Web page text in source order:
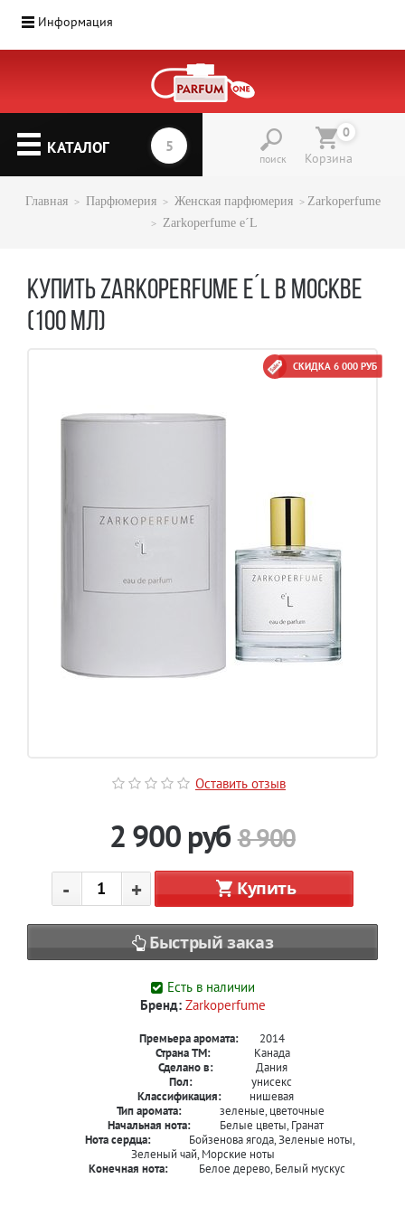
Информация
КАТАЛОГ
поиск
0
Корзина
Главная Парфюмерия Женская парфюмерия
Zarkoperfume
Zarkoperfume e´L
КУПИТЬ ZARKOPERFUME E´L В МОСКВЕ
(100 МЛ)
СКИДКА 6 000 РУБ
Оставить отзыв
2 900 руб 8 900
- + Купить
Быстрый заказ
Есть в наличии
Бренд: Zarkoperfume
Премьера аромата:
2014
Страна ТМ:
Канада
Сделано в:
Дания
Пол:
унисекс
Классификация:
нишевая
Тип аромата:
зеленые, цветочные
Начальная нота:
Белые цветы, Гранат
Нота сердца:
Бойзенова ягода, Зеленые ноты,
Зеленый чай, Морские ноты
Конечная нота:
Белое дерево, Белый мускус